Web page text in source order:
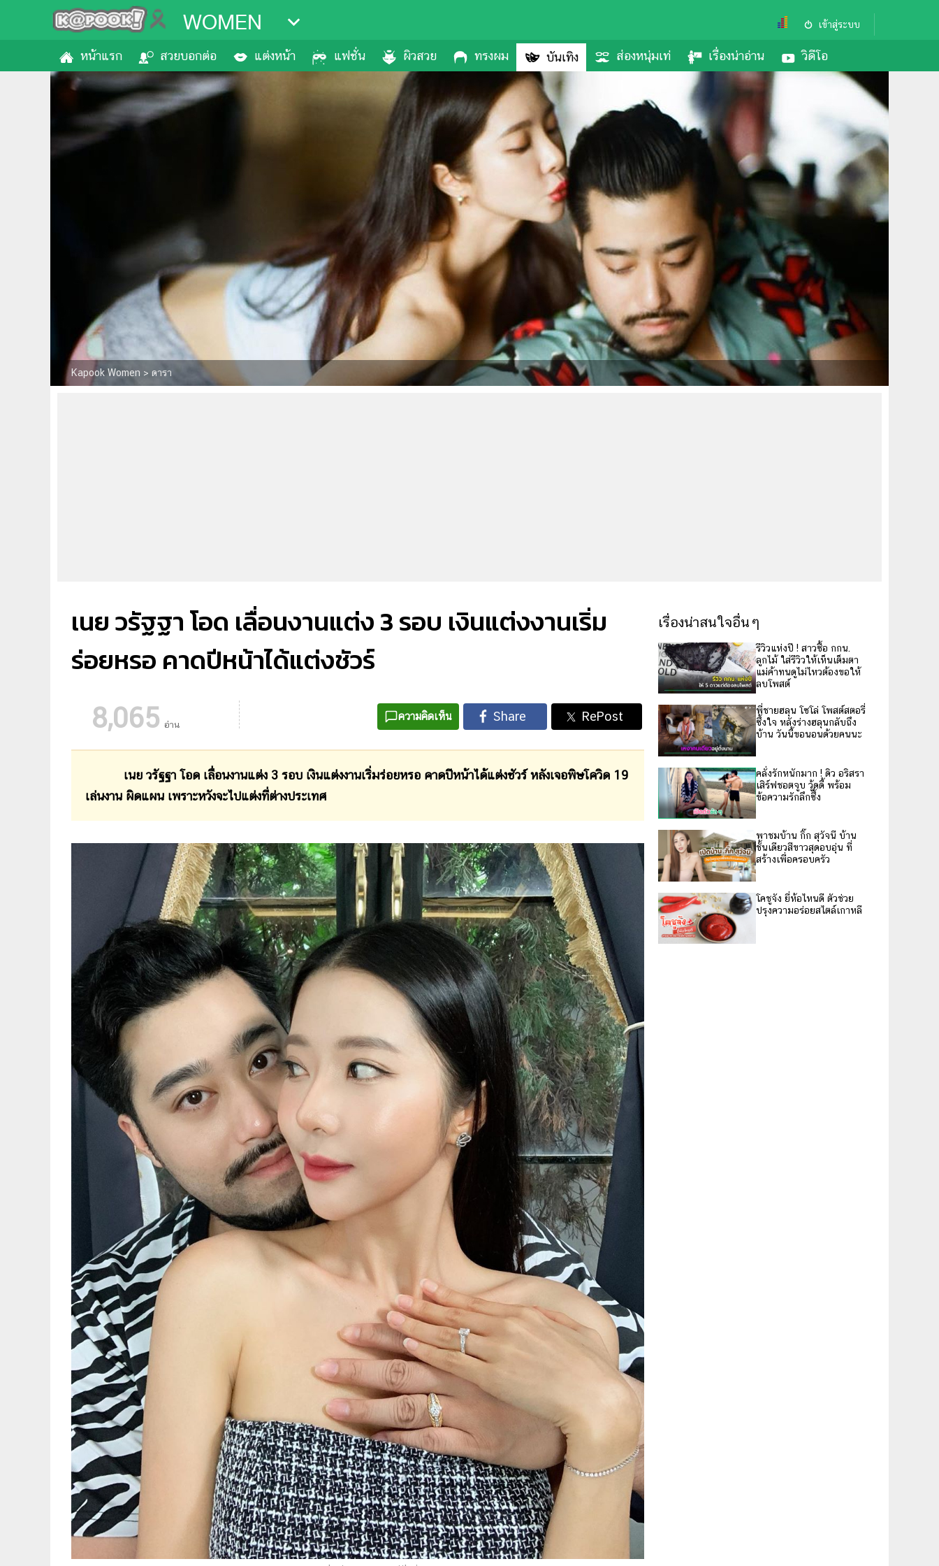
WOMEN เข้าสู่ระบบ
หน้าแรก สวยบอกต่อ แต่งหน้า แฟชั่น ผิวสวย ทรงผม บันเทิง ส่องหนุ่มเท่ เรื่องน่าอ่าน วิดีโอ
Kapook Women > ดารา
เนย วรัฐฐา โอด เลื่อนงานแต่ง 3 รอบ เงินแต่งงานเริ่ม
ร่อยหรอ คาดปีหน้าได้แต่งชัวร์
8,065 อ่าน
ความคิดเห็น
เนย วรัฐฐา โอด เลื่อนงานแต่ง 3 รอบ เงินแต่งงานเริ่มร่อยหรอ คาดปีหน้าได้แต่งชัวร์ หลังเจอพิษโควิด 19
เล่นงาน ผิดแผน เพราะหวังจะไปแต่งที่ต่างประเทศ
เรื่องน่าสนใจอื่นๆ
รีวิวแห่งปี ! สาวซื้อ กกน.
ลูกไม้ ใส่รีวิวให้เห็นเต็มตา
แม่ค้าทนดูไม่ไหวต้องขอให้
ลบโพสต์
พี่ชายฮลุน โซโล่ โพสต์สตอรี่
ซึ้งใจ หลังร่างฮลุนกลับถึง
บ้าน วันนี้ขอนอนด้วยคนนะ
คลั่งรักหนักมาก ! ดิว อริสรา
เสิร์ฟชอตจูบ วู้ดดี้ พร้อม
ข้อความรักลึกซึ้ง
พาชมบ้าน กิ๊ก สุวัจนี บ้าน
ชั้นเดียวสีขาวสุดอบอุ่น ที่
สร้างเพื่อครอบครัว
โคชูจัง ยี่ห้อไหนดี ตัวช่วย
ปรุงความอร่อยสไตล์เกาหลี